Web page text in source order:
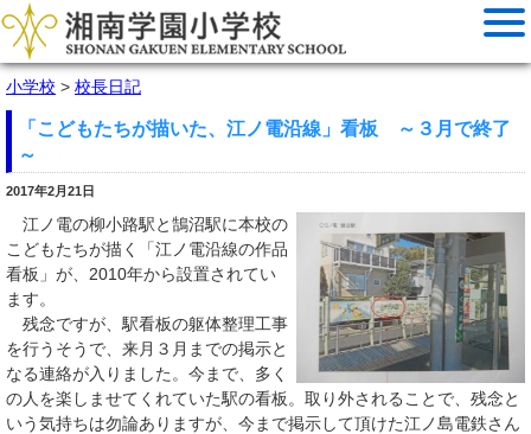
小学校 > 校長日記
「こどもたちが描いた、江ノ電沿線」看板 ～３月で終了
～
2017年2月21日
江ノ電の柳小路駅と鵠沼駅に本校の
こどもたちが描く「江ノ電沿線の作品
看板」が、2010年から設置されてい
ます。
残念ですが、駅看板の躯体整理工事
を行うそうで、来月３月までの掲示と
なる連絡が入りました。今まで、多く
の人を楽しませてくれていた駅の看板。取り外されることで、残念と
いう気持ちは勿論ありますが、今まで掲示して頂けた江ノ島電鉄さん